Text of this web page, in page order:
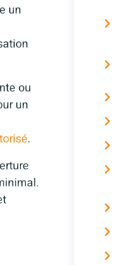
un
ou
un
.